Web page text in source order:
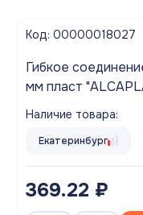
Код: 00000018027
Гибкое соединение
Наличие товара:
Екатеринбург
369.22 ₽